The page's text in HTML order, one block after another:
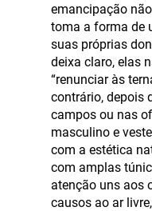
emancipação
toma a forma de
suas próprias
deixa claro, elas
“renunciar às
contrário, depois
campos ou nas
masculino e
com a estética
com amplas
atenção uns aos
causos ao ar